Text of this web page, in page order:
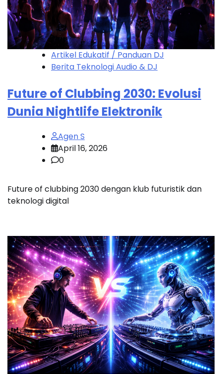
Artikel Edukatif / Panduan DJ
Berita Teknologi Audio & DJ
Future of Clubbing 2030: Evolusi
Dunia Nightlife Elektronik
Agen S
April 16, 2026
0
Future of clubbing 2030 dengan klub futuristik dan
teknologi digital